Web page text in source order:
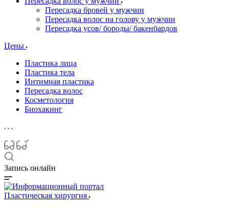
Пересадка бровей у мужчин
Пересадка волос на голову у мужчин
Пересадка усов/ бороды/ бакенбардов
Цены
Пластика лица
Пластика тела
Интимная пластика
Пересадка волос
Косметология
Биохакинг
Запись онлайн
Пластическая хирургия